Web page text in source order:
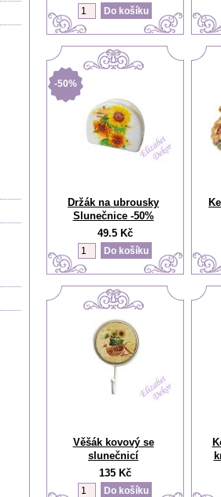
-50%
Držák na ubrousky
Slunečnice -50%
49.5 Kč
Věšák kovový se
slunečnicí
135 Kč